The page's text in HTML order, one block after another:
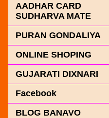
AADHAR CARD
SUDHARVA MATE
PURAN GONDALIYA
ONLINE SHOPING
GUJARATI DIXNARI
Facebook
BLOG BANAVO